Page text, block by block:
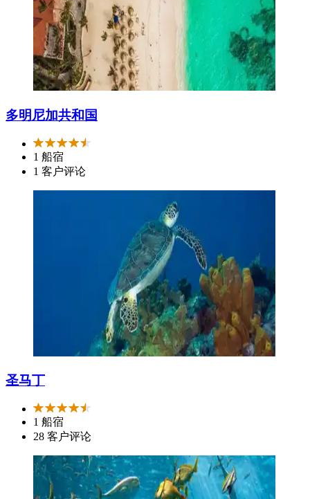
多明尼加共和国
1 船宿
1 客户评论
圣马丁
1 船宿
28 客户评论